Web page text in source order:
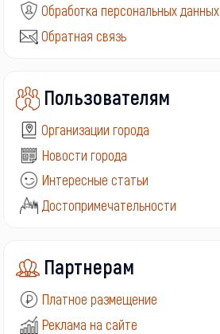
Обработка персональных данных
Обратная связь
Пользователям
Организации города
Новости города
Интересные статьи
Достопримечательности
Партнерам
Платное размещение
Реклама на сайте